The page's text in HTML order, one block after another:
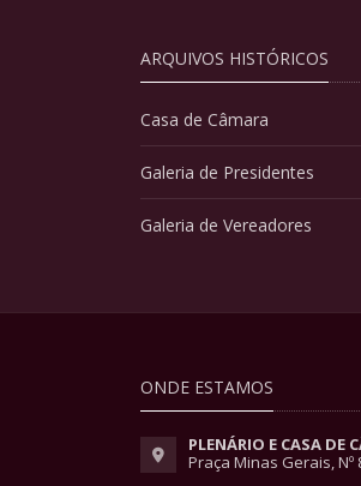
ARQUIVOS HISTÓRICOS
Casa de Câmara
Galeria de Presidentes
Galeria de Vereadores
ONDE ESTAMOS
PLENÁRIO E CASA DE
Praça Minas Gerais, Nº